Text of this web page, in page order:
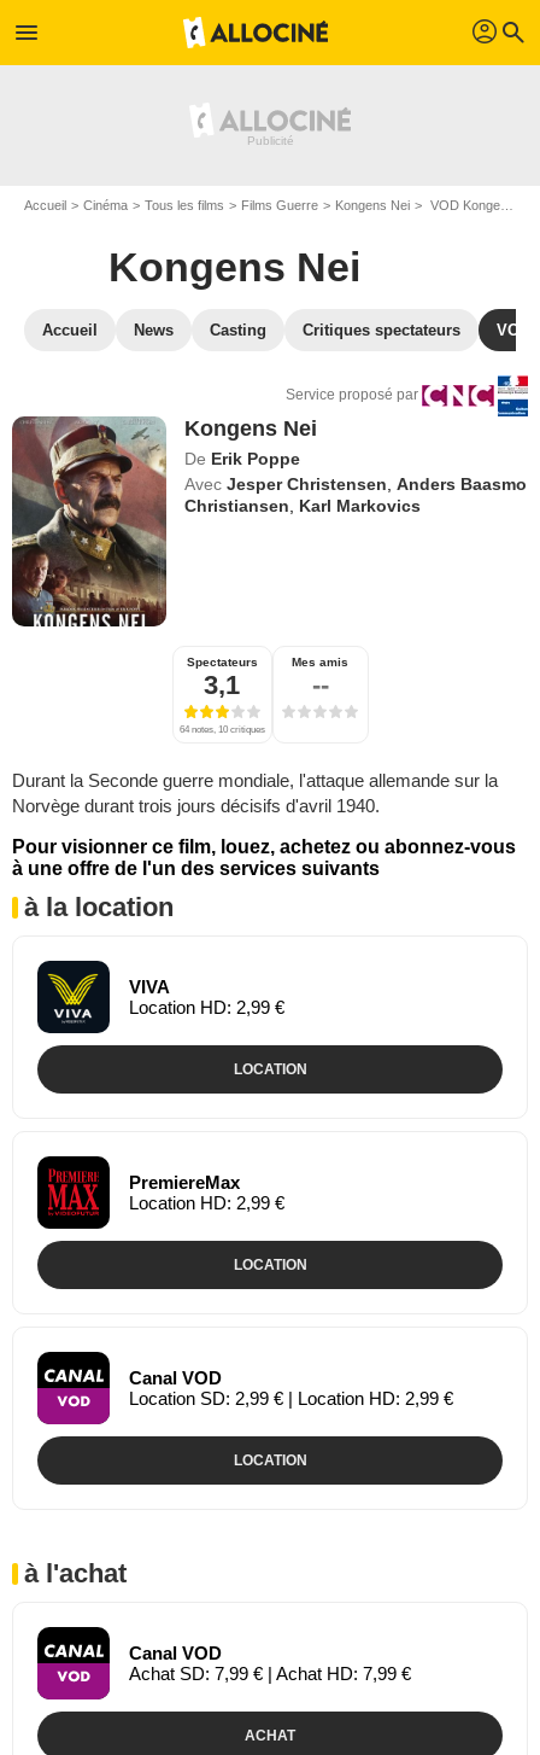
menu profil search
Accueil Cinéma Tous les films Films Guerre Kongens Nei VOD Kongens Nei
Kongens Nei
Accueil News Casting Critiques spectateurs VOD
Service proposé par
Kongens Nei
De Erik Poppe
Avec Jesper Christensen ,Anders Baasmo
Christiansen
Karl Markovics
Spectateurs
3,1
64 notes, 10 critiques
Mes amis
--
Durant la Seconde guerre mondiale, l'attaque allemande sur la
Norvège durant trois jours décisifs d'avril 1940.
Pour visionner ce film, louez, achetez ou abonnez-vous
à une offre de l'un des services suivants
à la location
VIVA
Location HD: 2,99 €
LOCATION
PremiereMax
Location HD: 2,99 €
LOCATION
Canal VOD
Location SD: 2,99 € | Location HD: 2,99 €
LOCATION
à l'achat
Canal VOD
Achat SD: 7,99 € | Achat HD: 7,99 €
ACHAT